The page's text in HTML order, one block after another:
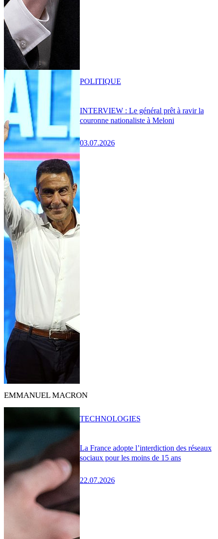
INTERVIEW : Le général prêt à ravir la
couronne nationaliste à Meloni
03.07.2026
POLITIQUE
EMMANUEL MACRON
La France adopte l’interdiction des réseaux
sociaux pour les moins de 15 ans
22.07.2026
TECHNOLOGIES